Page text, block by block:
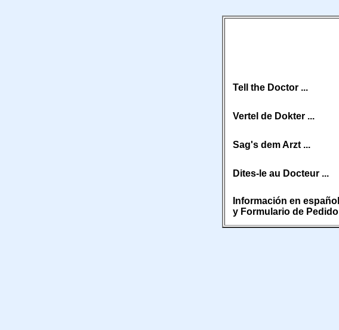
Tell the Doctor ...
Vertel de Dokter ...
Sag's dem Arzt ...
Dites-le au Docteur ...
Información en español
y Formulario de Pedido